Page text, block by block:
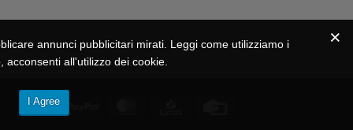
Visa
annunci pubblicitari mirati. Leggi come utilizziamo i
all'utilizzo dei cookie.
I Agree